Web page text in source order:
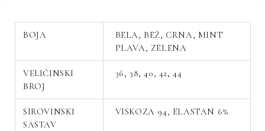
BOJA
BELA, BEŽ, CRNA, MINT
PLAVA, ZELENA
VELIČINSKI
BROJ
36, 38, 40, 42, 44
SIROVINSKI
SASTAV
VISKOZA 94, ELASTAN 6%